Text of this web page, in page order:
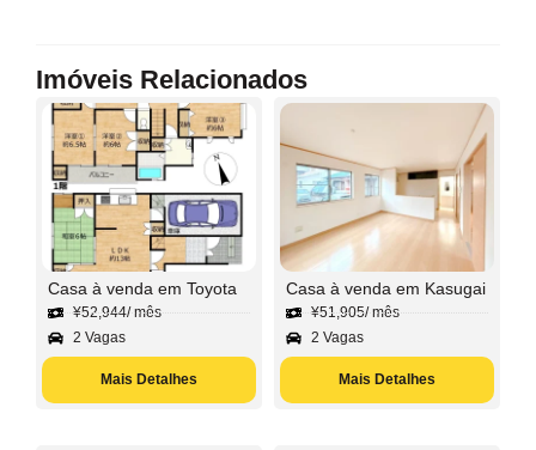
Imóveis Relacionados
Casa à venda em Toyota
¥52,944/ mês
2 Vagas
Mais Detalhes
Casa à venda em Kasugai
¥51,905/ mês
2 Vagas
Mais Detalhes